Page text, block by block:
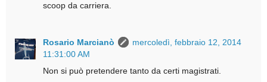
scoop da carriera.
Rosario Marcianò
mercoledì, febbraio 12, 2014
11:31:00 AM
Non si può pretendere tanto da certi magistrati.